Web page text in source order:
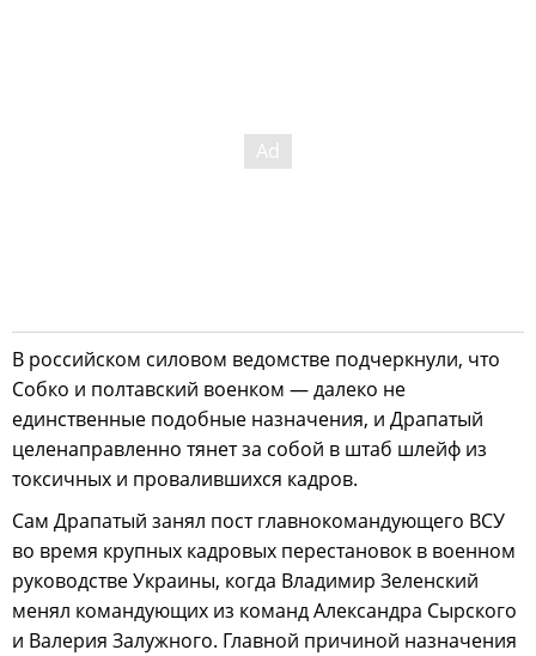
В российском силовом ведомстве подчеркнули, что
Собко и полтавский военком — далеко не
единственные подобные назначения, и Драпатый
целенаправленно тянет за собой в штаб шлейф из
токсичных и провалившихся кадров.
Сам Драпатый занял пост главнокомандующего ВСУ
во время крупных кадровых перестановок в военном
руководстве Украины, когда Владимир Зеленский
менял командующих из команд Александра Сырского
и Валерия Залужного. Главной причиной назначения